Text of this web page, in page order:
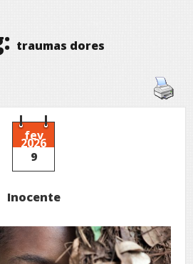
traumas dores
fev
2026
9
Inocente